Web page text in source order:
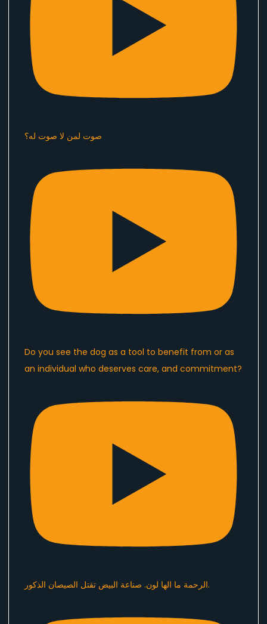
صوت لمن لا صوت له؟
Do you see the dog as a tool to benefit from or as
an individual who deserves care, and commitment?
الرحمة ما الها لون. صناعة البيض تقتل الصيصان الذكور.